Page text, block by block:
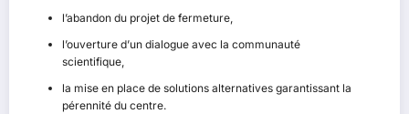
l’abandon du projet de fermeture,
l’ouverture d’un dialogue avec la communauté
scientifique,
la mise en place de solutions alternatives garantissant la
pérennité du centre.